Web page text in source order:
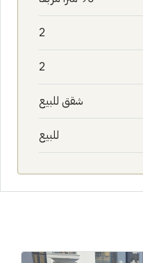
2
2
شقق للبيع
للبيع